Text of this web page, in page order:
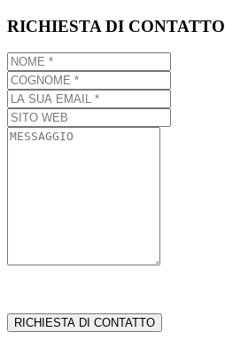
RICHIESTA DI CONTATTO